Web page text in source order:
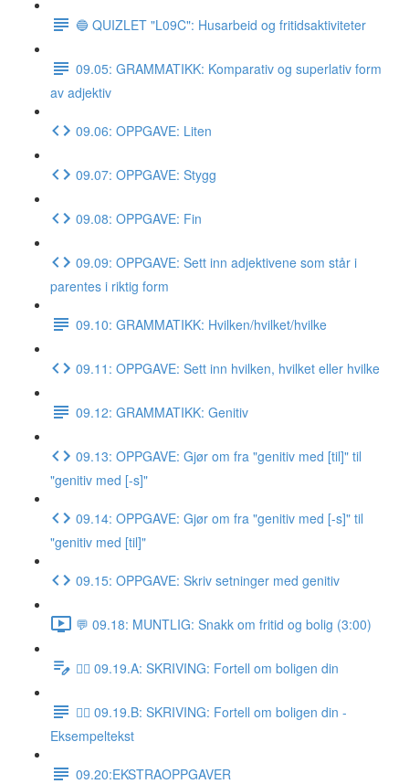
🔵 QUIZLET "L09C": Husarbeid og fritidsaktiviteter
09.05: GRAMMATIKK: Komparativ og superlativ form
av adjektiv
09.06: OPPGAVE: Liten
09.07: OPPGAVE: Stygg
09.08: OPPGAVE: Fin
09.09: OPPGAVE: Sett inn adjektivene som står i
parentes i riktig form
09.10: GRAMMATIKK: Hvilken/hvilket/hvilke
09.11: OPPGAVE: Sett inn hvilken, hvilket eller hvilke
09.12: GRAMMATIKK: Genitiv
09.13: OPPGAVE: Gjør om fra "genitiv med [til]" til
"genitiv med [-s]"
09.14: OPPGAVE: Gjør om fra "genitiv med [-s]" til
"genitiv med [til]"
09.15: OPPGAVE: Skriv setninger med genitiv
💬 09.18: MUNTLIG: Snakk om fritid og bolig (3:00)
✍🏼 09.19.A: SKRIVING: Fortell om boligen din
✍🏼 09.19.B: SKRIVING: Fortell om boligen din -
Eksempeltekst
09.20:EKSTRAOPPGAVER